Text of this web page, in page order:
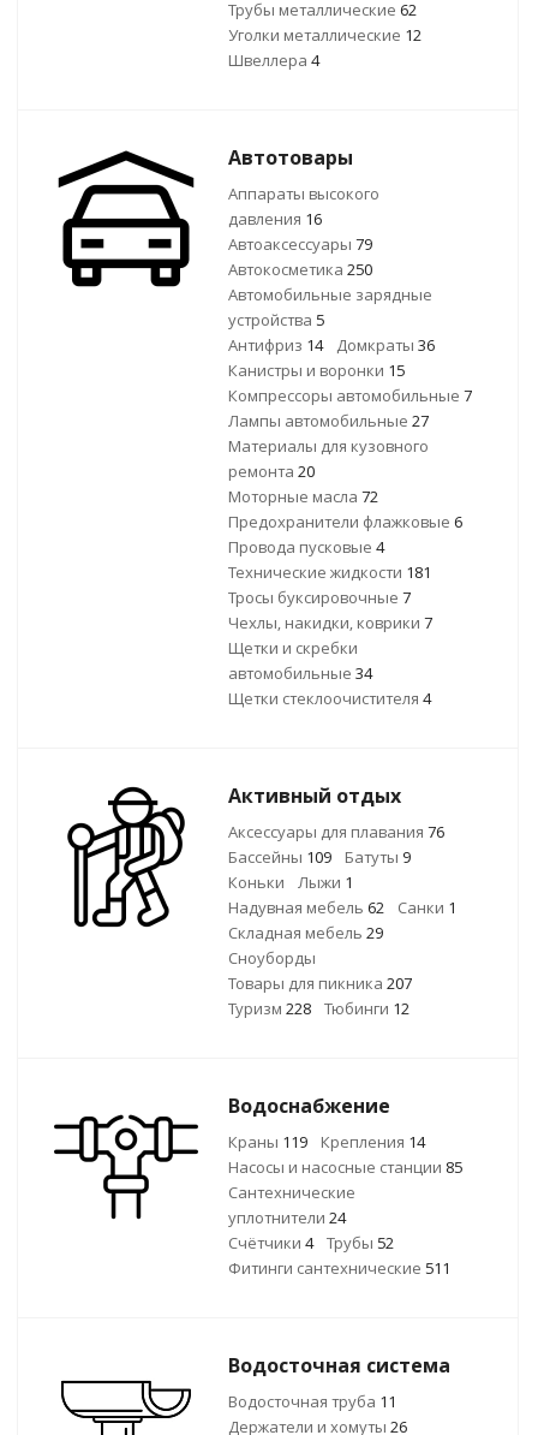
Трубы металлические 62
Уголки металлические 12
Швеллера 4
Автотовары
Аппараты высокого
давления 16
Автоаксессуары 79
Автокосметика 250
Автомобильные зарядные
устройства 5
Антифриз 14 Домкраты 36
Канистры и воронки 15
Компрессоры автомобильные 7
Лампы автомобильные 27
Материалы для кузовного
ремонта 20
Моторные масла 72
Предохранители флажковые 6
Провода пусковые 4
Технические жидкости 181
Тросы буксировочные 7
Чехлы, накидки, коврики 7
Щетки и скребки
автомобильные 34
Щетки стеклоочистителя 4
Активный отдых
Аксессуары для плавания 76
Бассейны 109 Батуты 9
Коньки
Лыжи 1
Надувная мебель 62 Санки 1
Складная мебель 29
Сноуборды
Товары для пикника 207
Туризм 228 Тюбинги 12
Водоснабжение
Краны 119 Крепления 14
Насосы и насосные станции 85
Сантехнические
уплотнители 24
Счётчики 4 Трубы 52
Фитинги сантехнические 511
Водосточная система
Водосточная труба 11
Держатели и хомуты 26